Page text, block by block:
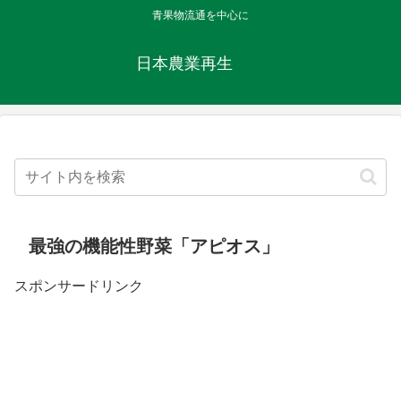
青果物流通を中心に
日本農業再生
最強の機能性野菜「アピオス」
スポンサードリンク